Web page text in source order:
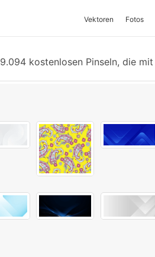
Vektoren Fotos
9.094 kostenlosen Pinseln, die mit